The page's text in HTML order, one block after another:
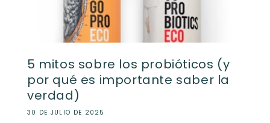
5 mitos sobre los probióticos (y
por qué es importante saber la
verdad)
30 DE JULIO DE 2025